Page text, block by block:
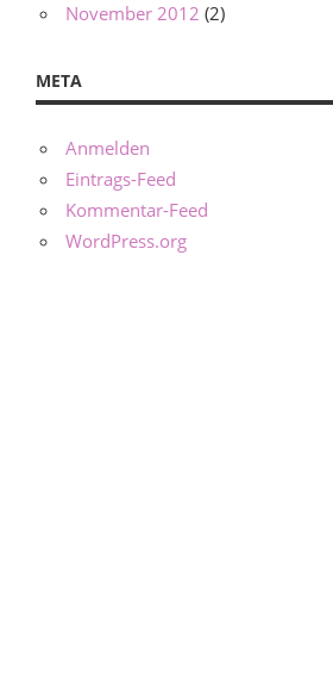
November 2012 (2)
META
Anmelden
Eintrags-Feed
Kommentar-Feed
WordPress.org